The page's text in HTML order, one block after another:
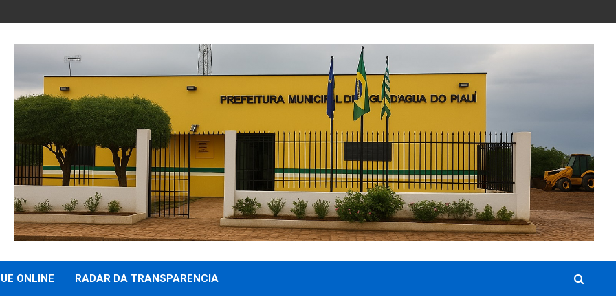
ONLINE RADAR DA TRANSPARENCIA